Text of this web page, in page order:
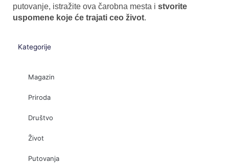
putovanje, istražite ova čarobna mesta i stvorite
uspomene koje će trajati ceo život.
Kategorije
Magazin
Priroda
Društvo
Život
Putovanja